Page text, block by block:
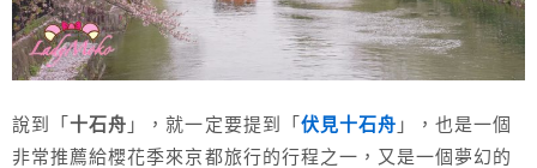
說到「十石舟 」，就一定要提到「 伏見十石舟 」，也是一個
非常推薦給櫻花季來京都旅行的行程之一，又是一個夢幻的